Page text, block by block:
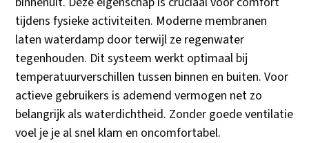
tijdens fysieke activiteiten. Moderne membranen
laten waterdamp door terwijl ze regenwater
tegenhouden. Dit systeem werkt optimaal bij
temperatuurverschillen tussen binnen en buiten. Voor
actieve gebruikers is ademend vermogen net zo
belangrijk als waterdichtheid. Zonder goede ventilatie
voel je je al snel klam en oncomfortabel.